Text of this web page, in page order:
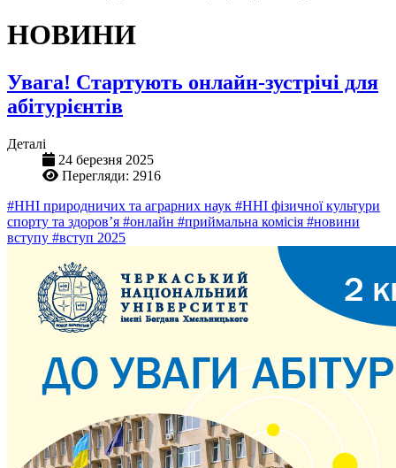
НОВИНИ
Увага! Стартують онлайн-зустрічі для
абітурієнтів
Деталі
24 березня 2025
Перегляди: 2916
#ННІ природничих та аграрних наук #ННІ фізичної культури
спорту та здоров’я #онлайн #приймальна комісія #новини
вступу #вступ 2025